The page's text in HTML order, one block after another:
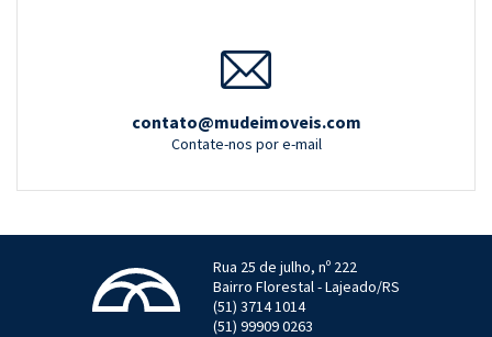
contato@mudeimoveis.com
Contate-nos por e-mail
Rua 25 de julho, nº 222
Bairro Florestal - Lajeado/RS
(51) 3714 1014
(51) 99909 0263